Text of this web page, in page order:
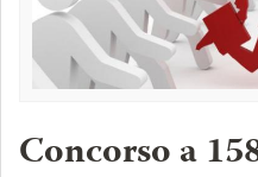
Concorso a